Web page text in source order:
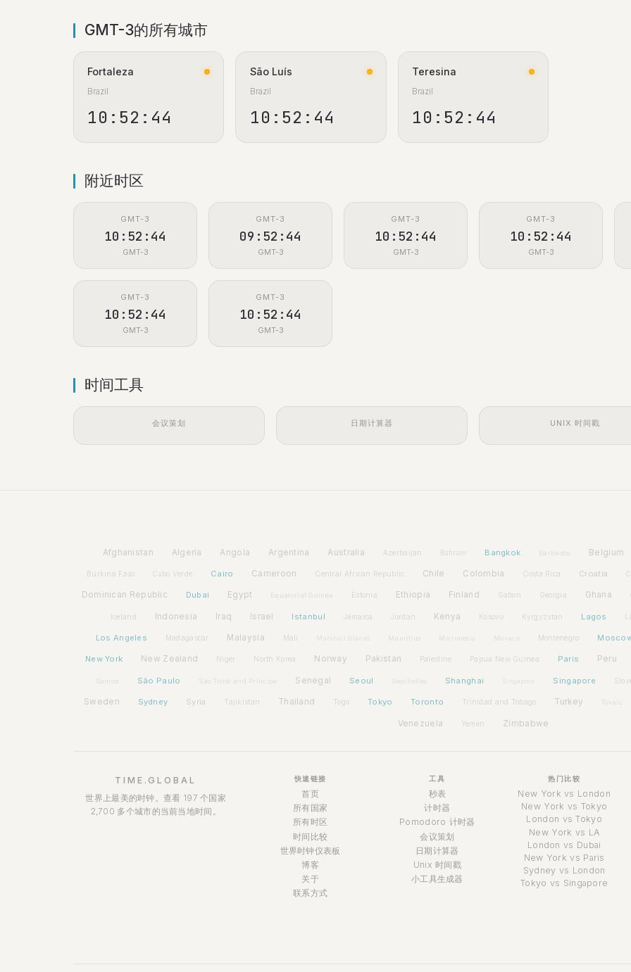
GMT-3的所有城市
Fortaleza
Brazil
10:52:45
São Luís
Brazil
10:52:45
Teresina
Brazil
10:52:45
附近时区
GMT-3
10:52:45
GMT-3
GMT-3
09:52:45
GMT-3
GMT-3
10:52:45
GMT-3
GMT-3
10:52:45
GMT-3
GMT-3
10:52:45
GMT-3
GMT-3
10:52:45
GMT-3
时间工具
会议策划 日期计算器 UNIX 时间戳
Afghanistan Algeria Angola Argentina Australia Azerbaijan Bahrain Bangkok Barbados Belgium
Burkina Faso Cabo Verde Cairo Cameroon Central African Republic Chile Colombia Costa Rica Croatia
Dominican Republic Dubai Egypt Equatorial Guinea Estonia Ethiopia Finland Gabon Georgia Ghana
Iceland Indonesia Iraq Israel Istanbul Jamaica Jordan Kenya Kosovo Kyrgyzstan Lagos
Los Angeles Madagascar Malaysia Mali Mauritius Micronesia Monaco Montenegro
New York New Zealand Niger North Korea Norway Pakistan Palestine Papua New Guinea Paris Peru
Samoa São Paulo São Tomé and Príncipe Senegal Seoul Seychelles Shanghai Singapore
Sweden Sydney Syria Tajikistan Thailand Togo Tokyo Toronto Trinidad and Tobago Turkey Tuvalu
Venezuela Yemen Zimbabwe
TIME.GLOBAL
世界上最美的时钟。查看 197 个国家
2,700 多个城市的当前当地时间。
快速链接
首页
所有国家
所有时区
时间比较
世界时钟仪表板
博客
关于
联系方式
工具
秒表
计时器
Pomodoro 计时器
会议策划
日期计算器
Unix 时间戳
小工具生成器
热门比较
New York vs London
New York vs Tokyo
London vs Tokyo
New York vs LA
London vs Dubai
New York vs Paris
Sydney vs London
Tokyo vs Singapore